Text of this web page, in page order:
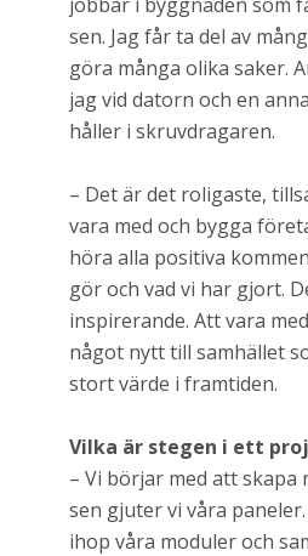
sen. Jag får ta del av
göra många olika saker.
jag vid datorn och en
håller i skruvdragaren.
– Det är det roligaste,
vara med och bygga
höra alla positiva
gör och vad vi har gjort.
inspirerande. Att vara
något nytt till samhället
stort värde i framtiden.
Vilka är stegen i ett
– Vi börjar med att
sen gjuter vi våra
ihop våra moduler och